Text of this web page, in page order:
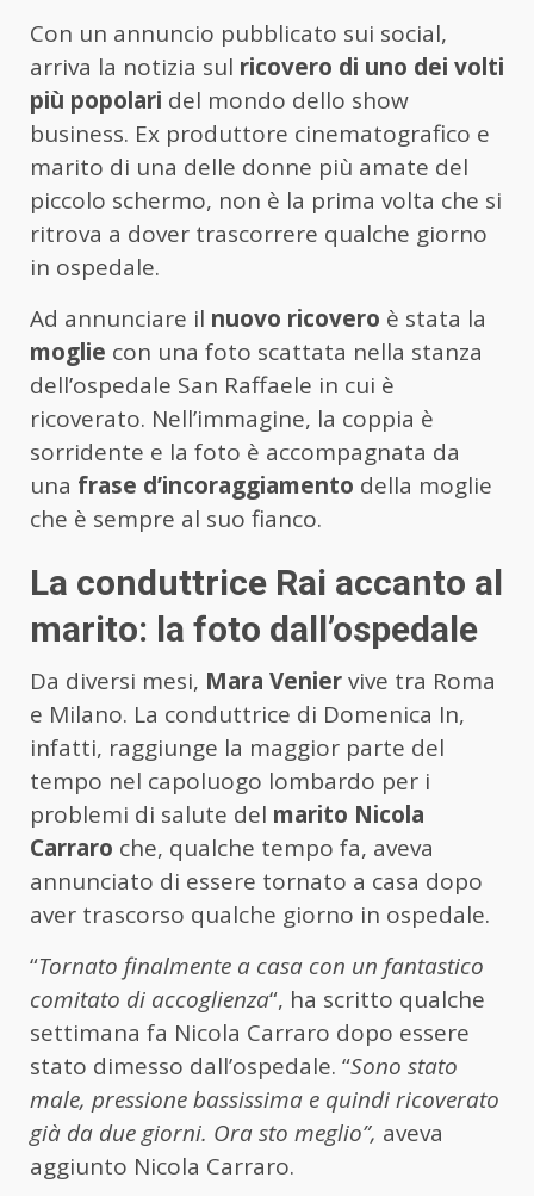
Con un annuncio pubblicato sui social,
arriva la notizia sul ricovero di uno dei volti
più popolari del mondo dello show
business. Ex produttore cinematografico e
marito di una delle donne più amate del
piccolo schermo, non è la prima volta che si
ritrova a dover trascorrere qualche giorno
in ospedale.
Ad annunciare il nuovo ricovero è stata la
moglie con una foto scattata nella stanza
dell’ospedale San Raffaele in cui è
ricoverato. Nell’immagine, la coppia è
sorridente e la foto è accompagnata da
una frase d’incoraggiamento della moglie
che è sempre al suo fianco.
La conduttrice Rai accanto al
marito: la foto dall’ospedale
Da diversi mesi, Mara Veniervive tra Roma
e Milano. La conduttrice di Domenica In,
infatti, raggiunge la maggior parte del
tempo nel capoluogo lombardo per i
problemi di salute del marito Nicola
Carraro che, qualche tempo fa, aveva
annunciato di essere tornato a casa dopo
aver trascorso qualche giorno in ospedale.
“Tornato finalmente a casa con un fantastico
comitato di accoglienza“, ha scritto qualche
settimana fa Nicola Carraro dopo essere
stato dimesso dall’ospedale. “Sono stato
male, pressione bassissima e quindi ricoverato
già da due giorni. Ora sto meglio”, aveva
aggiunto Nicola Carraro.